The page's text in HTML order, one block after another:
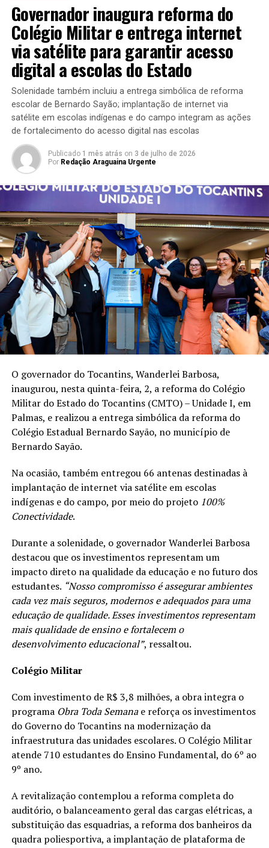
Governador inaugura reforma do
Colégio Militar e entrega internet
via satélite para garantir acesso
digital a escolas do Estado
Solenidade também incluiu a entrega simbólica de reforma
escolar de Bernardo Sayão; implantação de internet via
satélite em escolas indígenas e do campo integram as ações
de fortalecimento do acesso digital nas escolas
Publicado 1 mês atrás on 3 de julho de 2026
Por Redação Araguaina Urgente
O governador do Tocantins, Wanderlei Barbosa,
inaugurou, nesta quinta-feira, 2, a reforma do Colégio
Militar do Estado do Tocantins (CMTO) – Unidade I, em
Palmas, e realizou a entrega simbólica da reforma do
Colégio Estadual Bernardo Sayão, no município de
Bernardo Sayão.
Na ocasião, também entregou 66 antenas destinadas à
implantação de internet via satélite em escolas
indígenas e do campo, por meio do projeto100%
Conectividade.
Durante a solenidade, o governador Wanderlei Barbosa
destacou que os investimentos representam um
impacto direto na qualidade da educação e no futuro dos
estudantes. “Nosso compromisso é assegurar ambientes
cada vez mais seguros, modernos e adequados para uma
educação de qualidade. Esses investimentos representam
mais qualidade de ensino e fortalecem o
desenvolvimento educacional”, ressaltou.
Colégio Militar
Com investimento de R$ 3,8 milhões, a obra integra o
programaObra Toda Semanae reforça os investimentos
do Governo do Tocantins na modernização da
infraestrutura das unidades escolares. O Colégio Militar
atende 710 estudantes do Ensino Fundamental, do 6º ao
9º ano.
A revitalização contemplou a reforma completa do
auditório, o balanceamento geral das cargas elétricas, a
substituição das esquadrias, a reforma dos banheiros da
quadra poliesportiva, a implantação de plataforma de